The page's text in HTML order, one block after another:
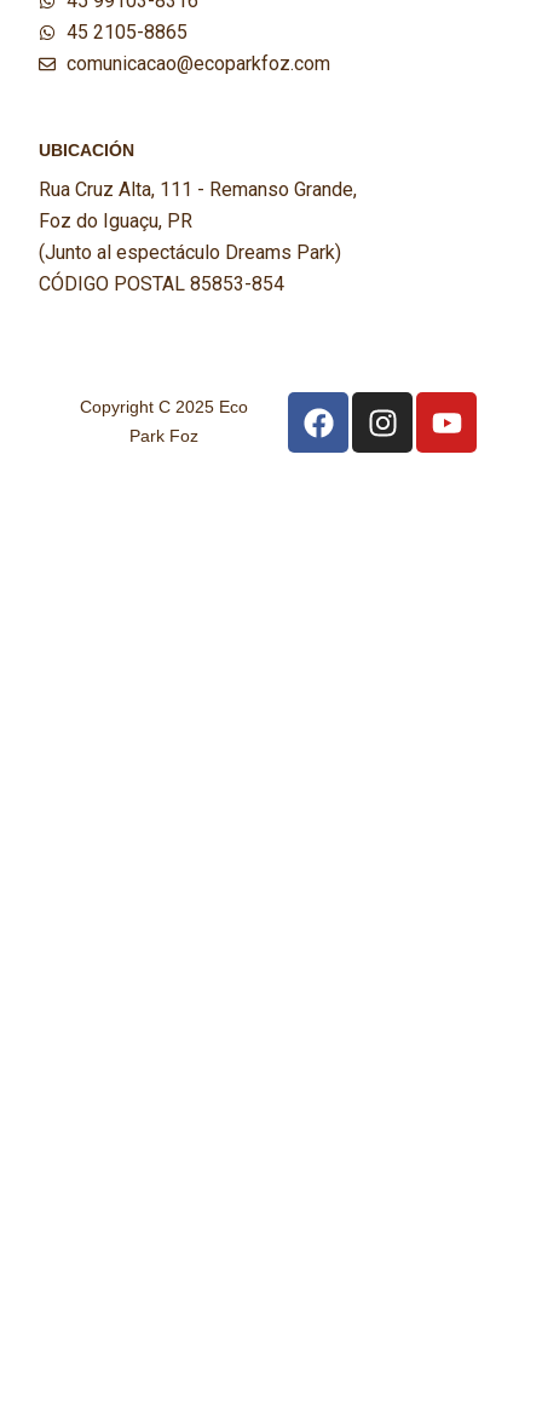
45 2105-8865
comunicacao@ecoparkfoz.com
UBICACIÓN
Rua Cruz Alta, 111 - Remanso Grande,
Foz do Iguaçu, PR
(Junto al espectáculo Dreams Park)
CÓDIGO POSTAL 85853-854
Copyright C 2025 Eco
Park Foz